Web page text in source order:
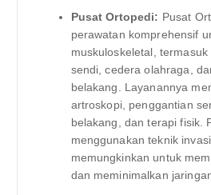
Pusat Ortopedi: Pusat
perawatan komprehensif
muskuloskeletal,
sendi, cedera olahraga,
belakang. Layanannya
artroskopi, penggantian
belakang, dan terapi fisik.
menggunakan teknik
memungkinkan untuk
dan meminimalkan